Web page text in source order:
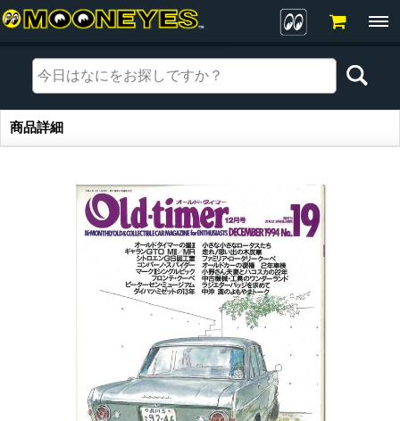
商品詳細
商品詳細